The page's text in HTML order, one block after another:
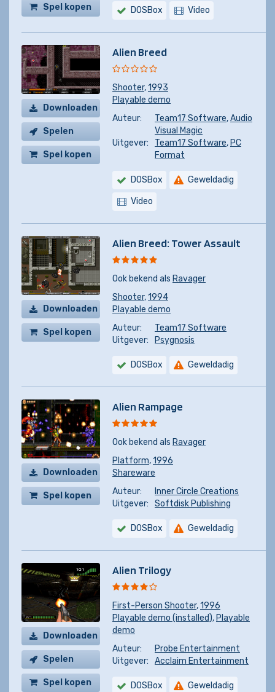
Spel kopen DOSBox Video
Downloaden
Spelen
Spel kopen
Alien Breed
Shooter,1993
Playable demo
Auteur:
Team17 Software,Audio
Visual Magic
Uitgever:
Team17 Software, PC
Format
DOSBox Geweldadig
Video
Downloaden
Spel kopen
Alien Breed: Tower Assault
Ook bekend als Ravager
Shooter,1994
Playable demo
Auteur:
Team17 Software
Uitgever:
Psygnosis
DOSBox Geweldadig
Downloaden
Spel kopen
Alien Rampage
Ook bekend als Ravager
Platform,1996
Shareware
Auteur:
Inner Circle Creations
Uitgever:
Softdisk Publishing
DOSBox Geweldadig
Downloaden
Spelen
Spel kopen
Alien Trilogy
First-Person Shooter,1996
Playable demo (installed), Playable
demo
Auteur:
Probe Entertainment
Uitgever:
Acclaim Entertainment
DOSBox Geweldadig